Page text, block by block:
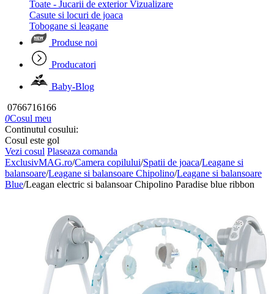
Toate - Jucarii de exterior Vizualizare
Casute si locuri de joaca
Tobogane si leagane
Produse noi
Producatori
Baby-Blog
0766716166
0Cosul meu
Continutul cosului:
Cosul este gol
Vezi cosul Plaseaza comanda
ExclusivMAG.ro/Camera copilului/Spatii de joaca/Leagane si
balansoare/Leagane si balansoare Chipolino/Leagane si balansoare
Blue/Leagan electric si balansoar Chipolino Paradise blue ribbon